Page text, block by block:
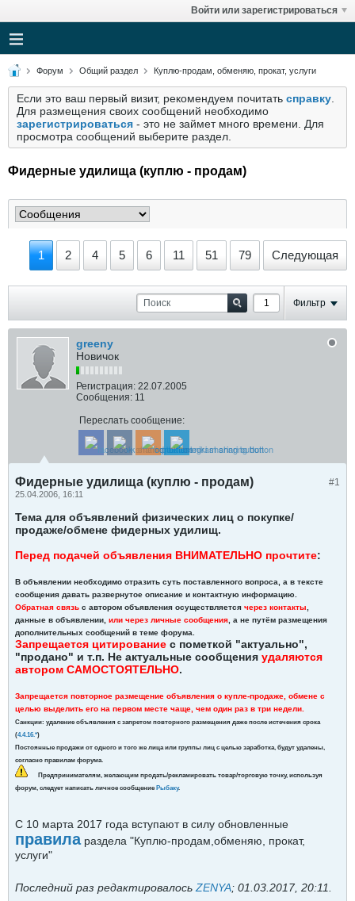
Войти или зарегистрироваться
Форум Общий раздел Куплю-продам, обменяю, прокат, услуги
Если это ваш первый визит, рекомендуем почитать справку
Для размещения своих сообщений необходимо
зарегистрироваться - это не займет много времени. Для
просмотра сообщений выберите раздел.
Фидерные удилища (куплю - продам)
1 2 4 5 6 11 51 79 Следующая
Фильтр
greeny
Новичок
Регистрация: 22.07.2005
Сообщения: 11
Переслать сообщение:
#1
Фидерные удилища (куплю - продам)
25.04.2006, 16:11
Тема для объявлений физических лиц о покупке/
продаже/обмене фидерных удилищ.
Перед подачей объявления ВНИМАТЕЛЬНО прочтите:
В объявлении необходимо отразить суть поставленного вопроса, а в тексте
сообщения давать развернутое описание и контактную информацию
Обратная связь с автором объявления осуществляется через контакты
данные в объявлении, или через личные сообщения , а не путём размещения
дополнительных сообщений в теме форума.
Запрещается цитирование с пометкой "актуально",
"продано" и т.п. Не актуальные сообщения удаляются
автором САМОСТОЯТЕЛЬНО.
Запрещается повторное размещение объявления о купле-продаже, обмене с
целью выделить его на первом месте чаще, чем один раз в три недели.
Санкции: удаление объявления с запретом повторного размещения даже после истечения срока
(4.4.16.*)
Постоянные продажи от одного и того же лица или группы лиц с целью заработка, будут удалены,
согласно правилам форума.
Предпринимателям, желающим продать/рекламировать товар/торговую точку, используя
форум, следует написать личное сообщение Рыбаку.
С 10 марта 2017 года вступают в силу обновленные
правилараздела "Куплю-продам,обменяю, прокат,
услуги"
Последний раз редактировалось ZENYA; 01.03.2017, 20:11